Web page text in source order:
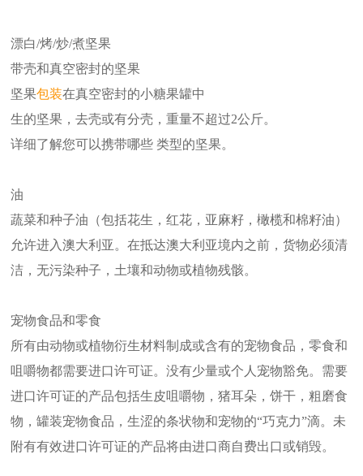
漂白/烤/炒/煮坚果
带壳和真空密封的坚果
坚果包装在真空密封的小糖果罐中
生的坚果，去壳或有分壳，重量不超过2公斤。
详细了解您可以携带哪些 类型的坚果。
油
蔬菜和种子油（包括花生，红花，亚麻籽，橄榄和棉籽油）
允许进入澳大利亚。在抵达澳大利亚境内之前，货物必须清
洁，无污染种子，土壤和动物或植物残骸。
宠物食品和零食
所有由动物或植物衍生材料制成或含有的宠物食品，零食和
咀嚼物都需要进口许可证。没有少量或个人宠物豁免。需要
进口许可证的产品包括生皮咀嚼物，猪耳朵，饼干，粗磨食
物，罐装宠物食品，生涩的条状物和宠物的“巧克力”滴。未
附有有效进口许可证的产品将由进口商自费出口或销毁。